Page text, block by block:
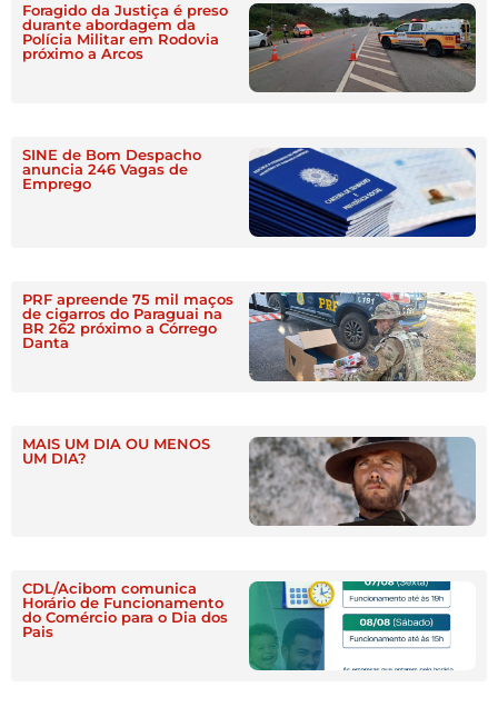
Foragido da Justiça é preso
durante abordagem da
Polícia Militar em Rodovia
próximo a Arcos
SINE de Bom Despacho
anuncia 246 Vagas de
Emprego
PRF apreende 75 mil maços
de cigarros do Paraguai na
BR 262 próximo a Córrego
Danta
MAIS UM DIA OU MENOS
UM DIA?
CDL/Acibom comunica
Horário de Funcionamento
do Comércio para o Dia dos
Pais